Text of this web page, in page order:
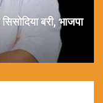
बरी, भाजपा